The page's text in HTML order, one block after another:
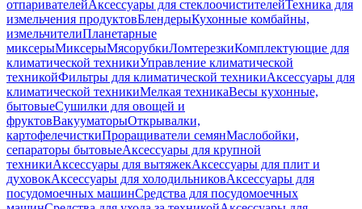
отпаривателейАксессуары для стеклоочистителейТехника для
измельчения продуктовБлендерыКухонные комбайны,
измельчителиПланетарные
миксерыМиксерыМясорубкиЛомтерезкиКомплектующие для
климатической техникиУправление климатической
техникойФильтры для климатической техникиАксессуары для
климатической техникиМелкая техникаВесы кухонные,
бытовыеСушилки для овощей и
фруктовВакууматорыОткрывалки,
картофелечисткиПроращиватели семянМаслобойки,
сепараторы бытовыеАксессуары для крупной
техникиАксессуары для вытяжекАксессуары для плит и
духовокАксессуары для холодильниковАксессуары для
посудомоечных машинСредства для посудомоечных